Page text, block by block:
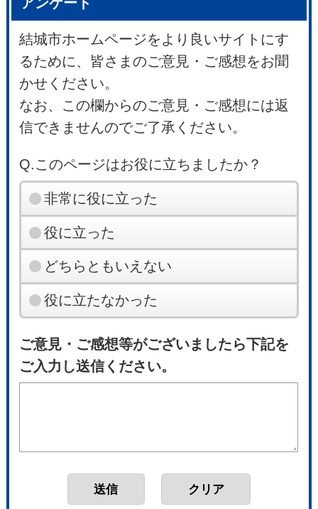
結城市ホームページをより良いサイトにす
るために、皆さまのご意見・ご感想をお聞
かせください。
なお、この欄からのご意見・ご感想には返
信できませんのでご了承ください。
Q.このページはお役に立ちましたか？
非常に役に立った
役に立った
どちらともいえない
役に立たなかった
ご意見・ご感想等がございましたら下記を
ご入力し送信ください。